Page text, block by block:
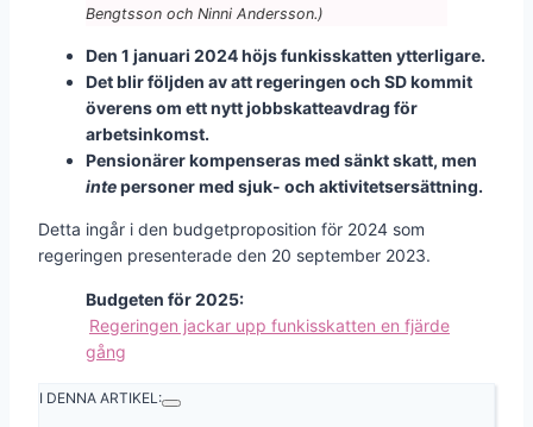
Bengtsson och Ninni Andersson.)
Den 1 januari 2024 höjs funkisskatten ytterligare.
Det blir följden av att regeringen och SD kommit
överens om ett nytt jobbskatteavdrag för
arbetsinkomst.
Pensionärer kompenseras med sänkt skatt, men
intepersoner med sjuk- och aktivitetsersättning.
Detta ingår i den budgetproposition för 2024 som
regeringen presenterade den 20 september 2023.
Budgeten för 2025:
Regeringen jackar upp funkisskatten en fjärde
gång
I DENNA ARTIKEL: